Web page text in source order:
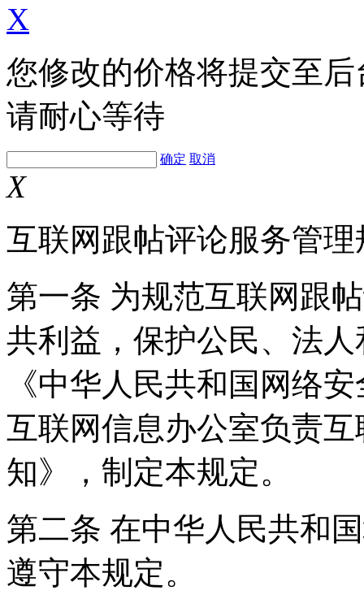
X
您修改的价格将提交至
请耐心等待
确定 取消
X
互联网跟帖评论服务管理
第一条 为规范互联网跟
共利益，保护公民、法
《中华人民共和国网络
互联网信息办公室负责
知》，制定本规定。
第二条 在中华人民共和
遵守本规定。